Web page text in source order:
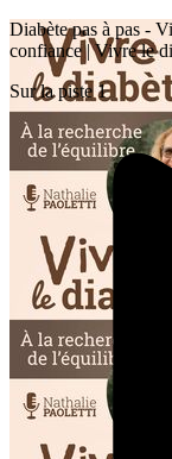
Diabète pas à pas -
confiance | Vivre le
Sur la piste 1